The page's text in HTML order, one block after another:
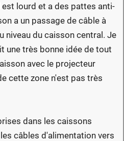
lourd et a des pattes anti-
a un passage de câble à
niveau du caisson central. Je
une très bonne idée de tout
avec le projecteur
cette zone n'est pas très
dans les caissons
câbles d'alimentation vers